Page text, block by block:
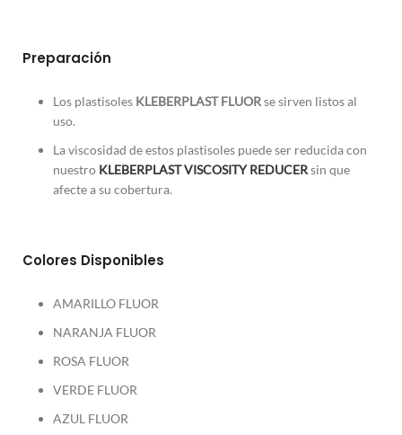
Preparación
Los plastisoles KLEBERPLAST FLUORse sirven listos al
uso.
La viscosidad de estos plastisoles puede ser reducida con
nuestro KLEBERPLAST VISCOSITY REDUCERsin que
afecte a su cobertura.
Colores Disponibles
AMARILLO FLUOR
NARANJA FLUOR
ROSA FLUOR
VERDE FLUOR
AZUL FLUOR